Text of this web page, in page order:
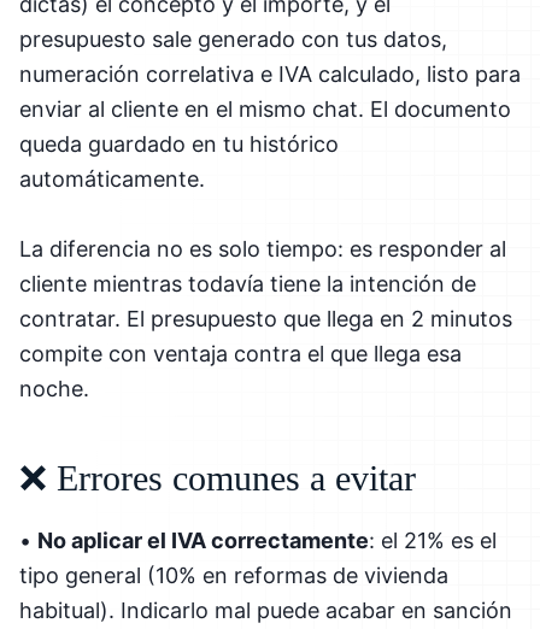
presupuesto sale generado con tus datos,
numeración correlativa e IVA calculado, listo para
enviar al cliente en el mismo chat. El documento
queda guardado en tu histórico
automáticamente.
La diferencia no es solo tiempo: es responder al
cliente mientras todavía tiene la intención de
contratar. El presupuesto que llega en 2 minutos
compite con ventaja contra el que llega esa
noche.
❌ Errores comunes a evitar
• No aplicar el IVA correctamente: el 21% es el
tipo general (10% en reformas de vivienda
habitual). Indicarlo mal puede acabar en sanción